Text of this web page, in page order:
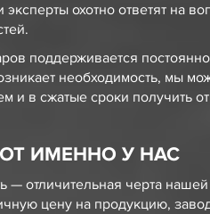
охотно ответят на
поддерживается
необходимость, мы
и в сжатые сроки получить
ИМЕННО У НАС
— отличительная черта
цену на продукцию,